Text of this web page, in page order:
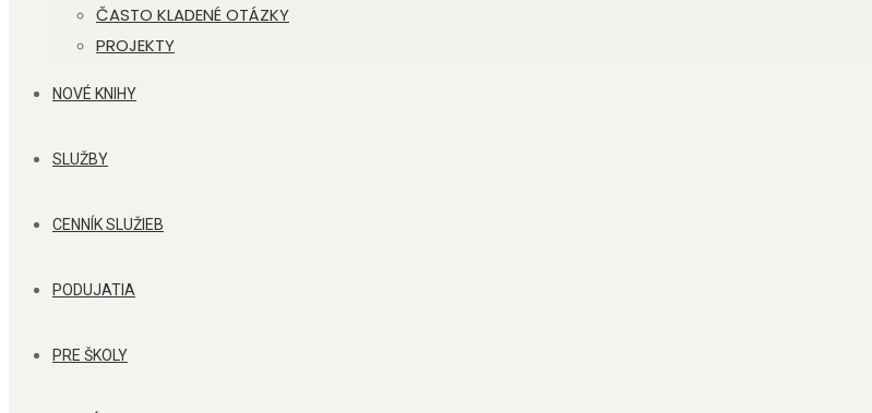
ČASTO KLADENÉ OTÁZKY
PROJEKTY
NOVÉ KNIHY
SLUŽBY
CENNÍK SLUŽIEB
PODUJATIA
PRE ŠKOLY